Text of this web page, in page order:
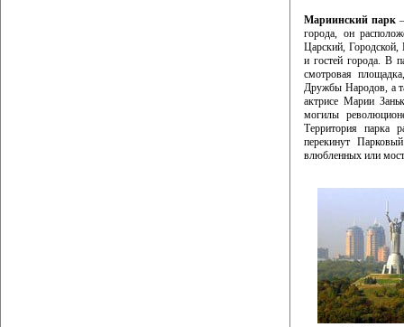
Мариинский парк—
города, он
Царский, Городской,
и гостей города. В
смотровая
Дружбы Народов, а
актрисе Марии
могилы
Территория парка
перекинут
влюбленных или